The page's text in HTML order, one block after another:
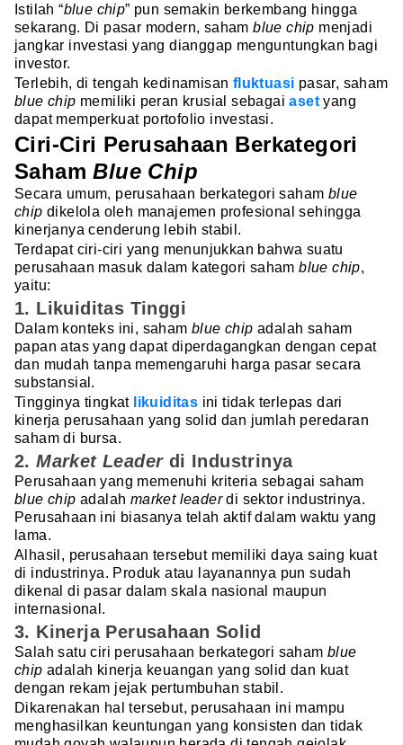
Istilah “blue chip” pun semakin berkembang hingga
sekarang. Di pasar modern, sahamblue chip menjadi
jangkar investasi yang dianggap menguntungkan bagi
investor.
Terlebih, di tengah kedinamisan fluktuasi pasar, saham
blue chip memiliki peran krusial sebagaiaset yang
dapat memperkuat portofolio investasi.
Ciri-Ciri Perusahaan Berkategori
SahamBlue Chip
Secara umum, perusahaan berkategori saham blue
chip dikelola oleh manajemen profesional sehingga
kinerjanya cenderung lebih stabil.
Terdapat ciri-ciri yang menunjukkan bahwa suatu
perusahaan masuk dalam kategori sahamblue chip,
yaitu:
1. Likuiditas Tinggi
Dalam konteks ini, saham blue chip adalah saham
papan atas yang dapat diperdagangkan dengan cepat
dan mudah tanpa memengaruhi harga pasar secara
substansial.
Tingginya tingkat likuiditas ini tidak terlepas dari
kinerja perusahaan yang solid dan jumlah peredaran
saham di bursa.
2.Market Leader di Industrinya
Perusahaan yang memenuhi kriteria sebagai saham
blue chip adalah market leaderdi sektor industrinya.
Perusahaan ini biasanya telah aktif dalam waktu yang
lama.
Alhasil, perusahaan tersebut memiliki daya saing kuat
di industrinya. Produk atau layanannya pun sudah
dikenal di pasar dalam skala nasional maupun
internasional.
3. Kinerja Perusahaan Solid
Salah satu ciri perusahaan berkategori saham blue
chip adalah kinerja keuangan yang solid dan kuat
dengan rekam jejak pertumbuhan stabil.
Dikarenakan hal tersebut, perusahaan ini mampu
menghasilkan keuntungan yang konsisten dan tidak